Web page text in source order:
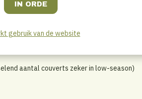
keuken.
aantal couverts zeker in low-season)
gebruik van de website